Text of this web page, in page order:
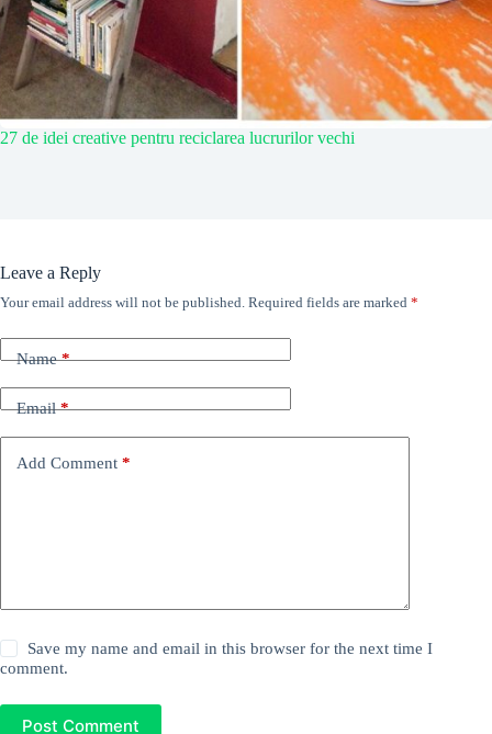
27 de idei creative pentru reciclarea lucrurilor vechi
Leave a Reply
Your email address will not be published. Required fields are marked *
Name*
Email*
Add Comment *
Save my name and email in this browser for the next time I
comment.
Post Comment